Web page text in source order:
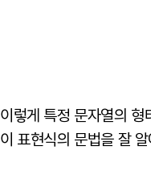
이렇게 특정 문자열의
이 표현식의 문법을 잘